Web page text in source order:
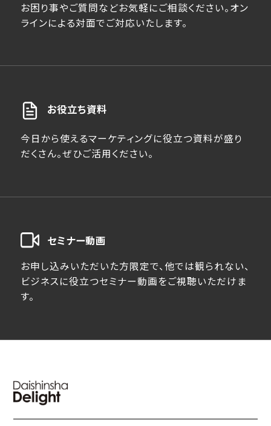
お困り事やご質問などお気軽にご相談ください。オン
ラインによる対面でご対応いたします。
お役立ち資料
今日から使えるマーケティングに役立つ資料が盛り
だくさん。ぜひご活用ください。
セミナー動画
お申し込みいただいた方限定で、他では観られない、
ビジネスに役立つセミナー動画をご視聴いただけま
す。